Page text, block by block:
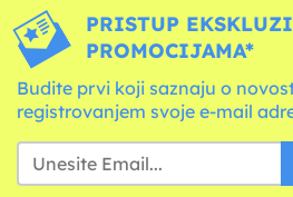
PRISTUP
PROMOCIJAMA*
Budite prvi koji saznaju o
registrovanjem svoje e-mail